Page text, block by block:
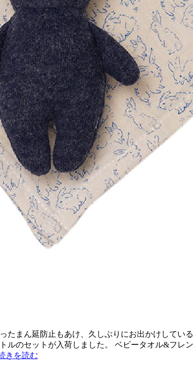
まん延防止もあけ、久しぶりにお出かけしてい
のセットが入荷しました。 ベビータオル&フレ
きを読む